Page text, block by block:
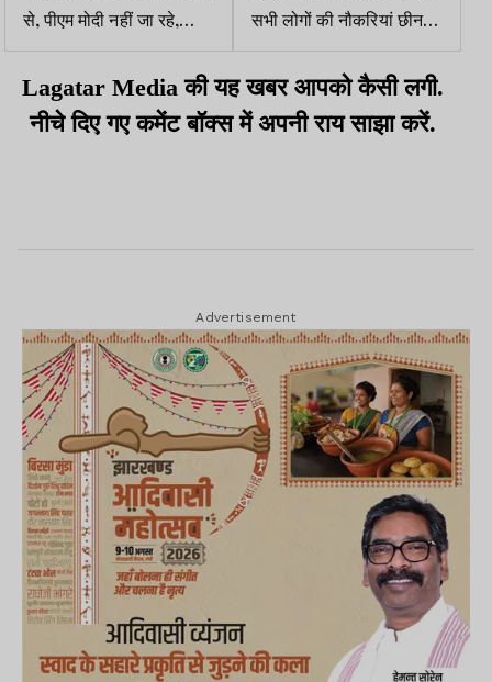
से, पीएम मोदी नहीं जा रहे,
कांग्रेस ने तंज कसा, क्यों नहीं
जा रहे, क्या ट्रंप होंगे वहां,
इसलिए...
सभी लोगों की नौकरियां छीन
लेगा, लोग सब्जियां उगाने के
लिए फ्री होंगे
Lagatar Media की यह खबर आपको कैसी लगी.
नीचे दिए गए कमेंट बॉक्स में अपनी राय साझा करें.
Advertisement